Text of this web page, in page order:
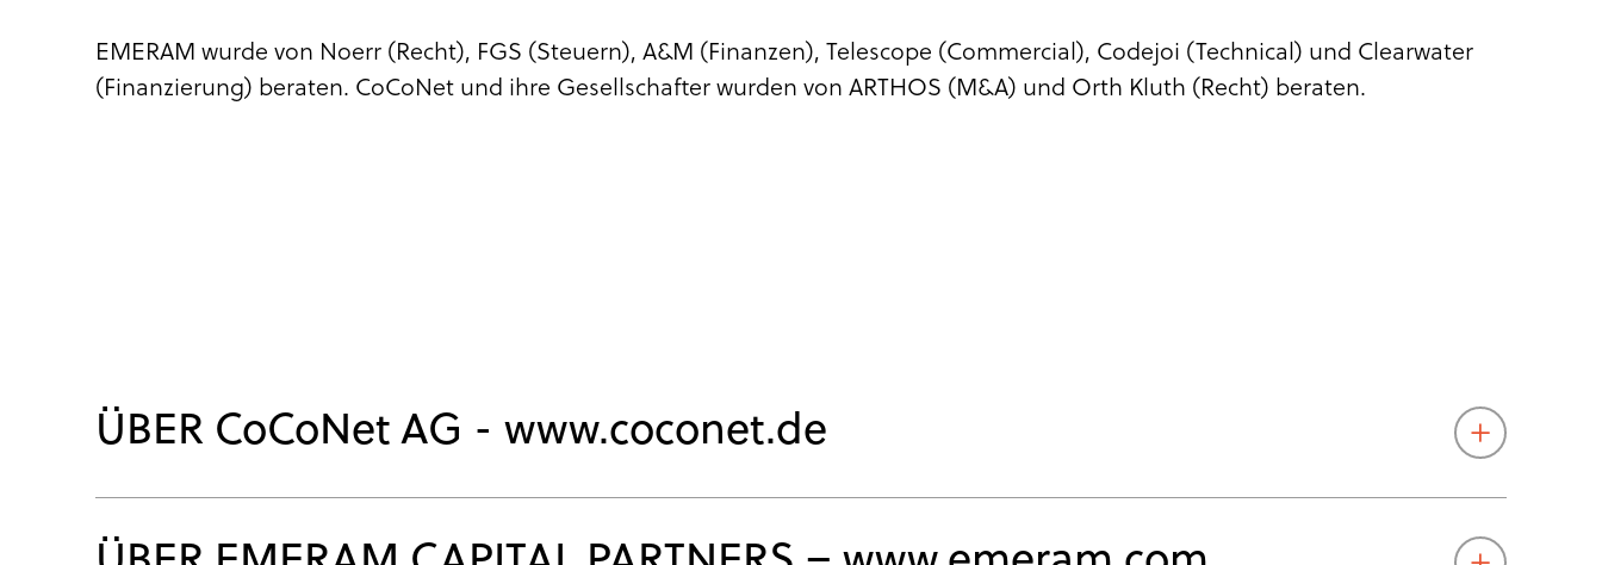
EMERAM wurde von Noerr (Recht), FGS (Steuern), A&M (Finanzen), Telescope (Commercial), Codejoi (Technical) und Clearwater
(Finanzierung) beraten. CoCoNet und ihre Gesellschafter wurden von ARTHOS (M&A) und Orth Kluth (Recht) beraten.
ÜBER CoCoNet AG - www.coconet.de